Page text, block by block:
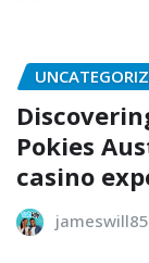
Pokies
casino